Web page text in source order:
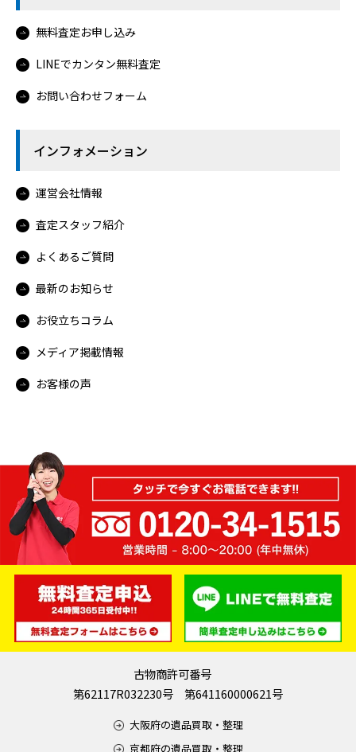
無料査定お申し込み
LINEでカンタン無料査定
お問い合わせフォーム
インフォメーション
運営会社情報
査定スタッフ紹介
よくあるご質問
最新のお知らせ
お役立ちコラム
メディア掲載情報
お客様の声
古物商許可番号
第62117R032230号 第641160000621号
大阪府の遺品買取・整理
京都府の遺品買取・整理